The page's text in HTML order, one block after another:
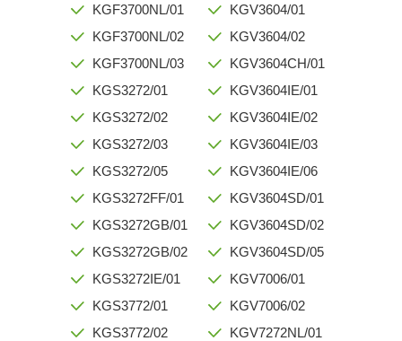
KGF3700NL/01
KGF3700NL/02
KGF3700NL/03
KGS3272/01
KGS3272/02
KGS3272/03
KGS3272/05
KGS3272FF/01
KGS3272GB/01
KGS3272GB/02
KGS3272IE/01
KGS3772/01
KGS3772/02
KGV3604/01
KGV3604/02
KGV3604CH/01
KGV3604IE/01
KGV3604IE/02
KGV3604IE/03
KGV3604IE/06
KGV3604SD/01
KGV3604SD/02
KGV3604SD/05
KGV7006/01
KGV7006/02
KGV7272NL/01